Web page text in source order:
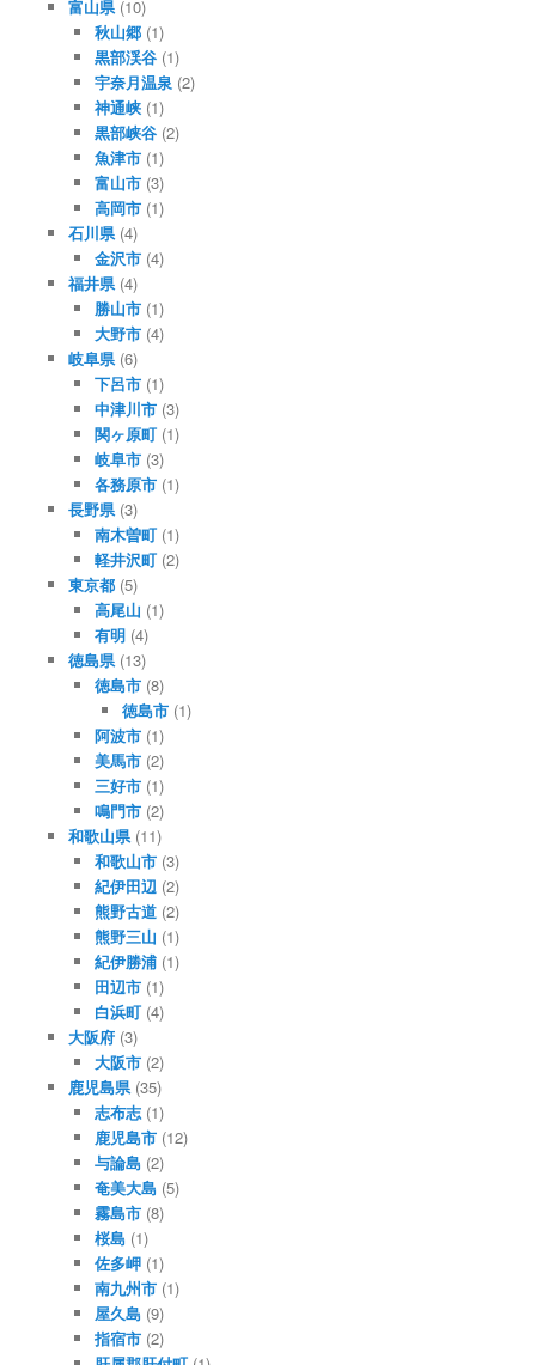
富山県(10)
秋山郷 (1)
黒部渓谷 (1)
宇奈月温泉 (2)
神通峡 (1)
黒部峡谷 (2)
魚津市 (1)
富山市 (3)
高岡市 (1)
石川県(4)
金沢市 (4)
福井県(4)
勝山市 (1)
大野市 (4)
岐阜県(6)
下呂市 (1)
中津川市 (3)
関ヶ原町 (1)
岐阜市 (3)
各務原市 (1)
長野県(3)
南木曽町 (1)
軽井沢町 (2)
東京都(5)
高尾山 (1)
有明 (4)
徳島県(13)
徳島市 (8)
徳島市(1)
阿波市 (1)
美馬市 (2)
三好市 (1)
鳴門市 (2)
和歌山県(11)
和歌山市 (3)
紀伊田辺 (2)
熊野古道 (2)
熊野三山 (1)
紀伊勝浦 (1)
田辺市 (1)
白浜町 (4)
大阪府(3)
大阪市 (2)
鹿児島県(35)
志布志(1)
鹿児島市 (12)
与論島 (2)
奄美大島 (5)
霧島市 (8)
桜島 (1)
佐多岬 (1)
南九州市 (1)
屋久島 (9)
指宿市 (2)